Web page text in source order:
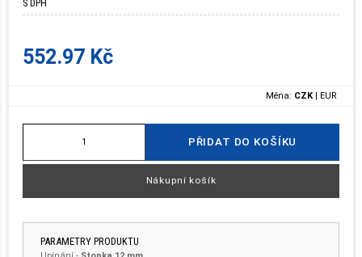
S DPH
552.97 Kč
Měna: CZK | EUR
PŘIDAT DO KOŠÍKU
Nákupní košík
PARAMETRY PRODUKTU